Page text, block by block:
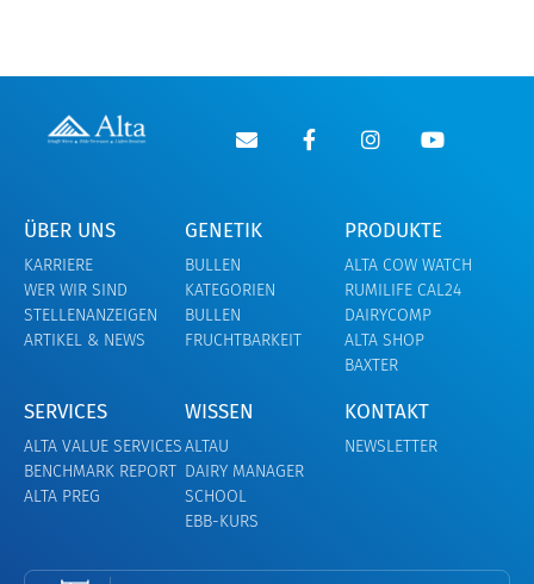
ÜBER UNS
KARRIERE
WER WIR SIND
STELLENANZEIGEN
ARTIKEL & NEWS
GENETIK
BULLEN
KATEGORIEN
BULLEN
FRUCHTBARKEIT
PRODUKTE
ALTA COW WATCH
RUMILIFE CAL24
DAIRYCOMP
ALTA SHOP
BAXTER
SERVICES
ALTA VALUE SERVICES
BENCHMARK REPORT
ALTA PREG
WISSEN
ALTAU
DAIRY MANAGER
SCHOOL
EBB-KURS
KONTAKT
NEWSLETTER